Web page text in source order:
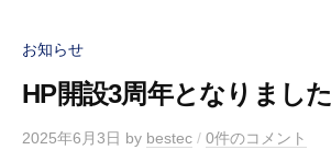
お知らせ
HP開設3周年となりました
2025年6月3日 by bestec / 0件のコメント